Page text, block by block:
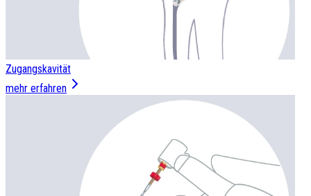
Zugangskavität
mehr erfahren